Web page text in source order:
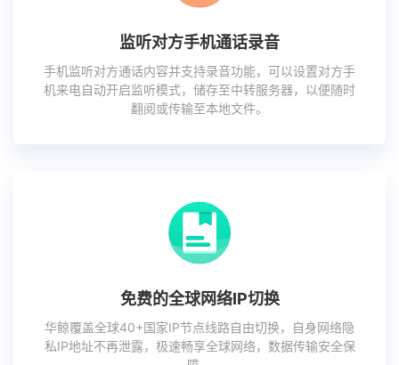
监听对方手机通话录音
手机监听对方通话内容并支持录音功能，可以设置对方手
机来电自动开启监听模式，储存至中转服务器，以便随时
翻阅或传输至本地文件。
免费的全球网络IP切换
华鲸覆盖全球40+国家IP节点线路自由切换，自身网络隐
私IP地址不再泄露，极速畅享全球网络，数据传输安全保